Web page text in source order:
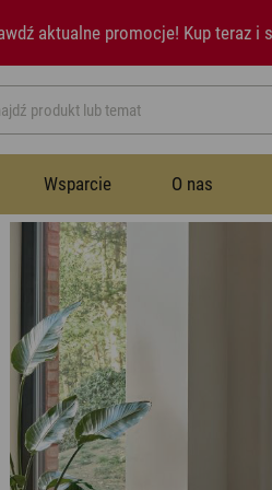
aktualne promocje! Kup teraz i
Wsparcie O nas
Wentylatory
Nawilżacze powietrza
Przestrzeń publiczna
Sypialnia
Jadalnia
Instrukcje
Newsletter
Historia
Notatki prasowe
Wentylatory
Nawilżacze powietrza
Aromatyzery